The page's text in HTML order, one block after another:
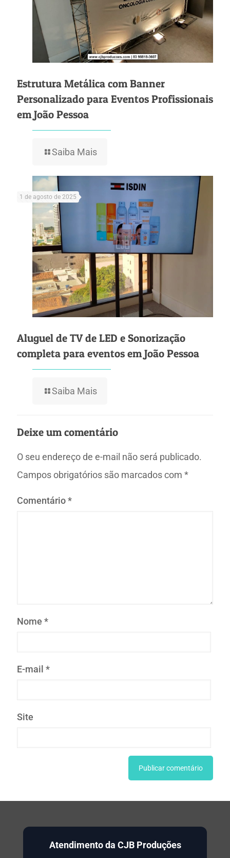
Estrutura Metálica com Banner
Personalizado para Eventos Profissionais
em João Pessoa
Saiba Mais
1 de agosto de 2025
Aluguel de TV de LED e Sonorização
completa para eventos em João Pessoa
Saiba Mais
Deixe um comentário
O seu endereço de e-mail não será publicado.
Campos obrigatórios são marcados com *
Comentário*
Nome *
E-mail *
Site
Atendimento da CJB Produções